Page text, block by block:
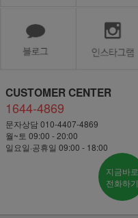
CUSTOMER CENTER
1644-4869
문자상담 010-4407-4869
월~토 09:00 - 20:00
일요일·공휴일 09:00 - 18:00
지금바로
전화하기